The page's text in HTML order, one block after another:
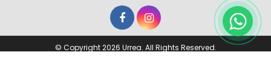
© Copyright 2026 Urrea. All Rights Reserved.